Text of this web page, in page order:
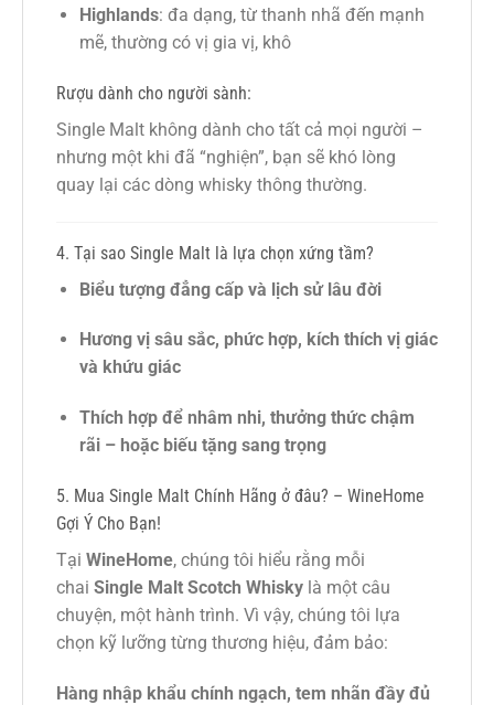
Highlands: đa dạng, từ thanh nhã đến mạnh
mẽ, thường có vị gia vị, khô
Rượu dành cho người sành:
Single Malt không dành cho tất cả mọi người –
nhưng một khi đã “nghiện”, bạn sẽ khó lòng
quay lại các dòng whisky thông thường.
4. Tại sao Single Malt là lựa chọn xứng tầm?
Biểu tượng đẳng cấp và lịch sử lâu đời
Hương vị sâu sắc, phức hợp, kích thích vị giác
và khứu giác
Thích hợp để nhâm nhi, thưởng thức chậm
rãi – hoặc biếu tặng sang trọng
5. Mua Single Malt Chính Hãng ở đâu? – WineHome
Gợi Ý Cho Bạn!
Tại WineHome, chúng tôi hiểu rằng mỗi
chai Single Malt Scotch Whisky là một câu
chuyện, một hành trình. Vì vậy, chúng tôi lựa
chọn kỹ lưỡng từng thương hiệu, đảm bảo:
Hàng nhập khẩu chính ngạch, tem nhãn đầy đủ